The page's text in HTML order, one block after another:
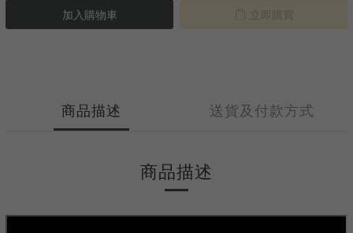
加入購物車 立即購買
商品描述 送貨及付款方式
商品描述